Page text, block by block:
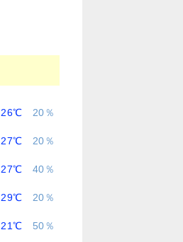
26℃ 20％
27℃ 20％
27℃ 40％
29℃ 20％
21℃ 50％